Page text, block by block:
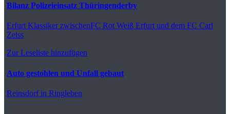
Bilanz Polizeieinsatz Thüringenderby
Erfurt Klassiker zwischenFC Rot Weiß Erfurt und dem FC Carl
Zeiss
Zur Leseliste hinzufügen
Auto gestohlen und Unfall gebaut
Reinsdorfin Ringleben